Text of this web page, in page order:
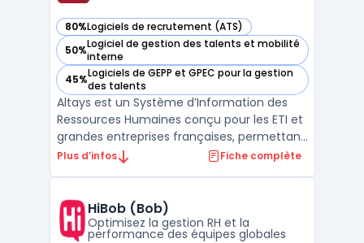
80%Logiciels de recrutement (ATS)
— voir Altays dans cette catégorie
50%Logiciel de gestion des talents et mobilité
interne
— voir Altays dans cette catégorie
45%Logiciels de GEPP et GPEC pour la gestion
des talents
— voir Altays dans cette catégorie
Altays est un Système d’Information des
Ressources Humaines conçu pour les ETI et
grandes entreprises françaises, permettant
une gestion centralisée et structurée des
de candidatures, d'entretiens, de révisions
salari ...
Plus d’infos Fiche complète
HiBob (Bob)
Optimisez la gestion RH et la
performance des équipes globales